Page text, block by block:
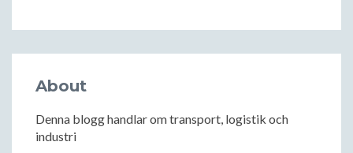
About
Denna blogg handlar om transport, logistik och
industri